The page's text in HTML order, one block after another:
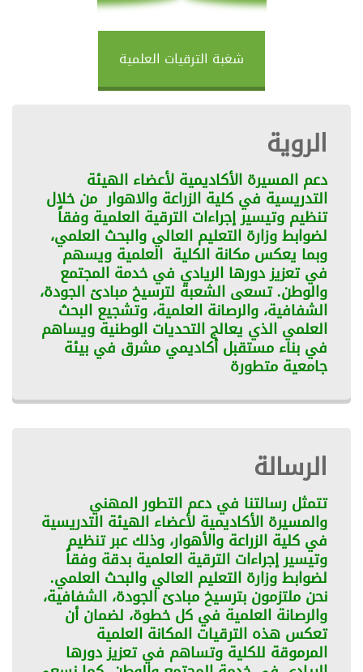
شغبة الترقيات العلمية
الروية
دعم المسيرة الأكاديمية لأعضاء الهيئة
التدريسية في كلية الزراعة والاهوار من خلال
تنظيم وتيسير إجراءات الترقية العلمية وفقاً
لضوابط وزارة التعليم العالي والبحث العلمي،
وبما يعكس مكانة الكلية العلمية ويسهم
في تعزيز دورها الريادي في خدمة المجتمع
والوطن. تسعى الشعبة لترسيخ مبادئ الجودة،
الشفافية، والرصانة العلمية، وتشجيع البحث
العلمي الذي يعالج التحديات الوطنية ويساهم
في بناء مستقبل أكاديمي مشرق في بيئة
جامعية متطورة
الرسالة
تتمثل رسالتنا في دعم التطور المهني
والمسيرة الأكاديمية لأعضاء الهيئة التدريسية
في كلية الزراعة والأهوار، وذلك عبر تنظيم
وتيسير إجراءات الترقية العلمية بدقة وفقاً
لضوابط وزارة التعليم العالي والبحث العلمي.
نحن ملتزمون بترسيخ مبادئ الجودة، الشفافية،
والرصانة العلمية في كل خطوة، لضمان أن
تعكس هذه الترقيات المكانة العلمية
المرموقة للكلية وتساهم في تعزيز دورها